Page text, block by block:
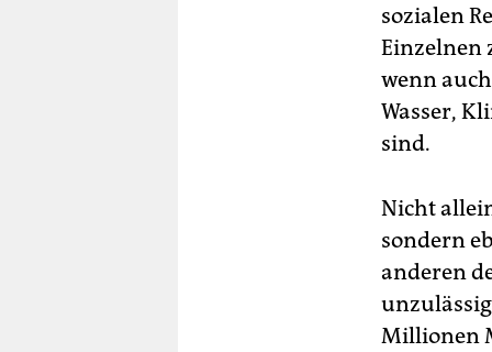
sozialen
Einzelnen
wenn
Wasser,
sind.
Nicht
sondern
anderen
Millionen